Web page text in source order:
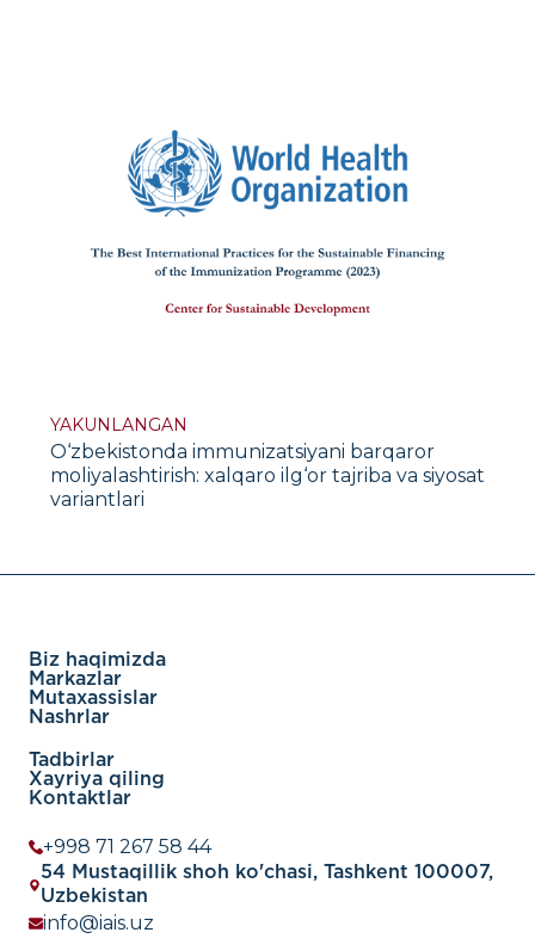
YAKUNLANGAN
O‘zbekistonda immunizatsiyani barqaror
moliyalashtirish: xalqaro ilg‘or tajriba va siyosat
variantlari
Biz haqimizda
Markazlar
Mutaxassislar
Nashrlar
Tadbirlar
Xayriya qiling
Kontaktlar
+998 71 267 58 44
54 Mustaqillik shoh ko'chasi, Tashkent 100007,
Uzbekistan
info@iais.uz